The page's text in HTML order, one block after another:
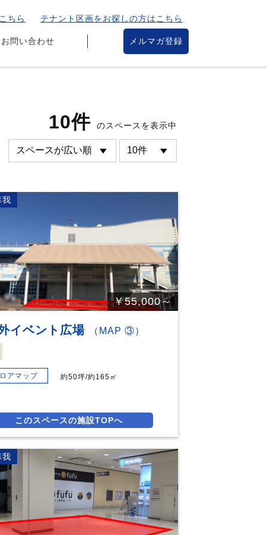
ちら テナント区画をお探しの方はこちら
お問い合わせ メルマガ登録
10件 のスペースを表示中
我
￥55,000～
イベント広場 （MAP ③）
アマップ 約50坪/約165㎡
このスペースの施設TOPへ
我